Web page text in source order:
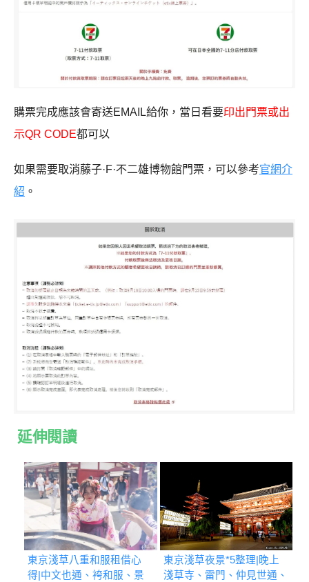
購票完成應該會寄送EMAIL給你，當日看要印出門票或出
示QR CODE都可以
如果需要取消藤子·F·不二雄博物館門票，可以參考官網介
紹 。
延伸閱讀
東京淺草八重和服租借心
得|中文也通、袴和服、景
東京淺草夜景*5整理|晚上
淺草寺、雷門、仲見世通、